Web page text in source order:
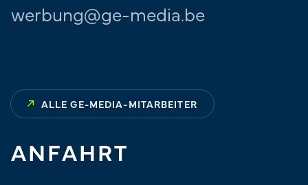
werbung@ge-media.be
ALLE GE-MEDIA-MITARBEITER
ANFAHRT